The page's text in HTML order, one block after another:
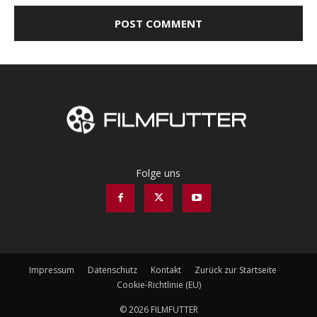
Folge uns
Impressum Datenschutz Kontakt
Zurück zur Startseite
Cookie-Richtlinie (EU)
© 2026 FILMFUTTER